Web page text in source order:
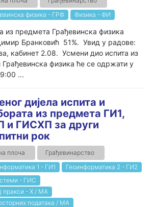
физика - ГРФ Физика - ФИ
из предмета Грађевинска физика
Бранковић 51%. Увид у радове:
кабинет 2.08. Усмени дио испита из
физика ће се одржати у
...
дијела испита и
из предмета ГИ1,
и ГИСХП за други
рок
плоча
Грађевинарство
1 - ГИ1
Геоинформатика 2 - ГИ2
- ГИС
пракси - Х / МА
података / МА